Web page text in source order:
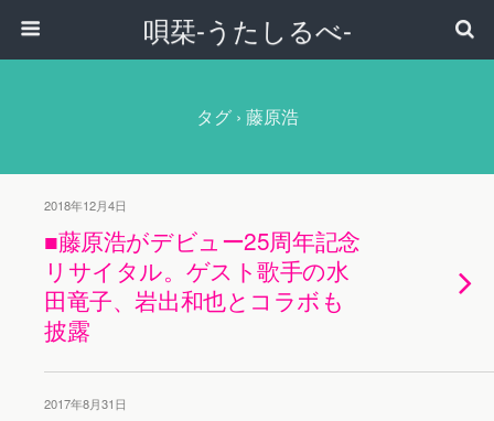
唄栞-うたしるべ-
タグ › 藤原浩
2018年12月4日
■藤原浩がデビュー25周年記念
リサイタル。ゲスト歌手の水
田竜子、岩出和也とコラボも
披露
2017年8月31日